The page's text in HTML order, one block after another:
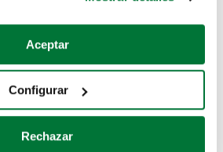
quisiéramos:
sobre su ubicación geográfica
analizándolo activamente
específicas (huellas
Aceptar
Configurar
Rechazar
mano